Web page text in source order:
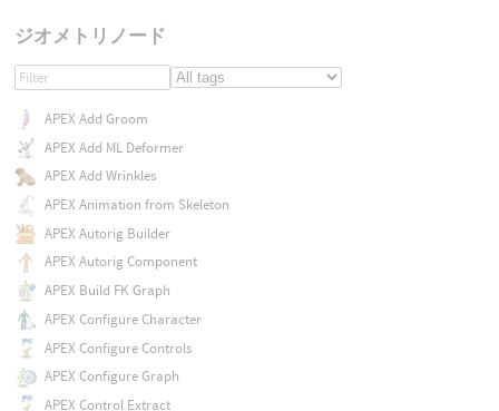
ジオメトリノード
APEX Add Groom
APEX Add ML Deformer
APEX Add Wrinkles
APEX Animation from Skeleton
APEX Autorig Builder
APEX Autorig Component
APEX Build FK Graph
APEX Configure Character
APEX Configure Controls
APEX Configure Graph
APEX Control Extract